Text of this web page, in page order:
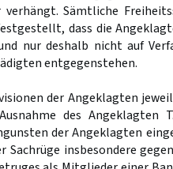
Sämtliche
dass die
nur deshalb nicht auf
entgegenstehen.
der Angeklagten
des Angeklagten
der Angeklagten
insbesondere